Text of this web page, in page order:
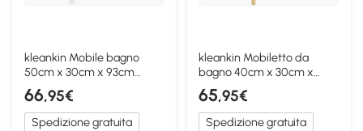
kleankin Mobile bagno
50cm x 30cm x 93cm
Bianco
66,95€
Spedizione gratuita
kleankin Mobiletto da
bagno 40cm x 30cm x
86.5cm Color Legno
65,95€
Spedizione gratuita